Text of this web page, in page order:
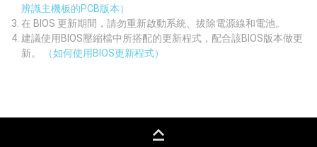
辨識主機板的PCB版本）
在 BIOS 更新期間，請勿重新啟動系統、拔除電源線和電池。
建議使用BIOS壓縮檔中所搭配的更新程式，配合該BIOS版本做更
新。
（如何使用BIOS更新程式）
keyboard_capslock